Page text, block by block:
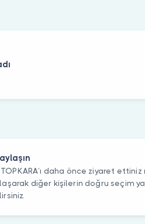
TOPKARA’ı daha önce ziyaret ettiniz
diğer kişilerin doğru seçim